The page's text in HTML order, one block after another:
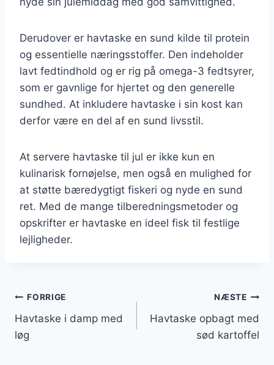
Derudover er havtaske en sund kilde til protein
og essentielle næringsstoffer. Den indeholder
lavt fedtindhold og er rig på omega-3 fedtsyrer,
som er gavnlige for hjertet og den generelle
sundhed. At inkludere havtaske i sin kost kan
derfor være en del af en sund livsstil.
At servere havtaske til jul er ikke kun en
kulinarisk fornøjelse, men også en mulighed for
at støtte bæredygtigt fiskeri og nyde en sund
ret. Med de mange tilberedningsmetoder og
opskrifter er havtaske en ideel fisk til festlige
lejligheder.
Indlægsnavigation
FORRIGE
Havtaske i damp med
løg
NÆSTE
Havtaske opbagt med
sød kartoffel